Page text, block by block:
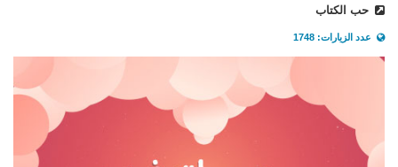
حب الكتاب
عدد الزيارات: 1748